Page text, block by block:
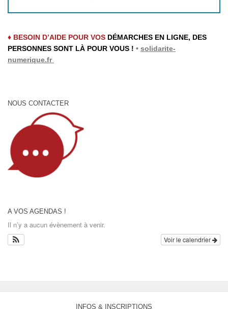
♦ BESOIN D’AIDE POUR VOS DÉMARCHES EN LIGNE, DES
PERSONNES SONT LÀ POUR VOUS ! • solidarite-
numerique.fr
NOUS CONTACTER
A VOS AGENDAS !
Il n’y a aucun évènement à venir.
Voir le calendrier
INFOS & INSCRIPTIONS